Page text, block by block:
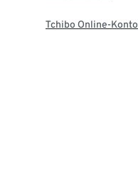
Tchibo Online-Konto